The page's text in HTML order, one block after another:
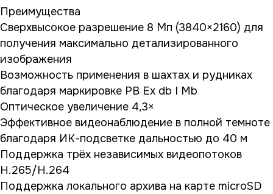
Преимущества
Сверхвысокое разрешение 8 Мп (3840×2160) для
получения максимально детализированного
изображения
Возможность применения в шахтах и рудниках
благодаря маркировке РВ Ex db I Mb
Оптическое увеличение 4,3×
Эффективное видеонаблюдение в полной темноте
благодаря ИК-подсветке дальностью до 40 м
Поддержка трёх независимых видеопотоков
H.265/H.264
Поддержка локального архива на карте microSD